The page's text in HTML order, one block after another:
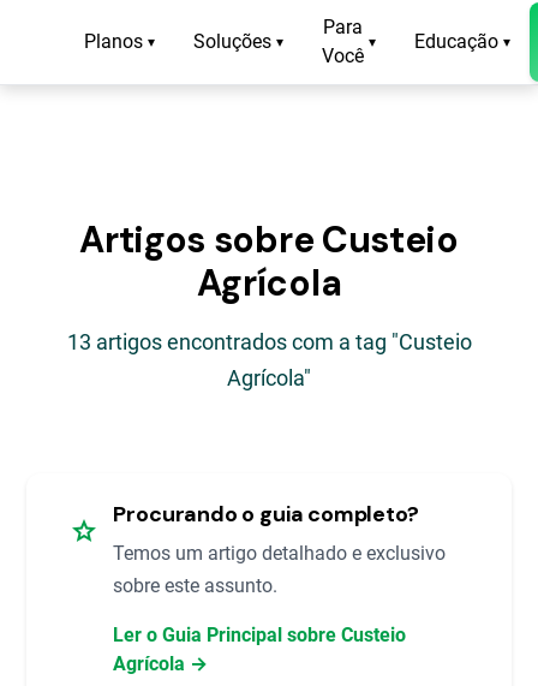
Planos ▾ Soluções ▾
Para
Você
▾ Educação ▾
Artigos sobre Custeio
Agrícola
13 artigos encontrados com a tag "Custeio
Agrícola"
star Procurando o guia completo?
Temos um artigo detalhado e exclusivo
sobre este assunto.
Ler o Guia Principal sobre Custeio
Agrícola →